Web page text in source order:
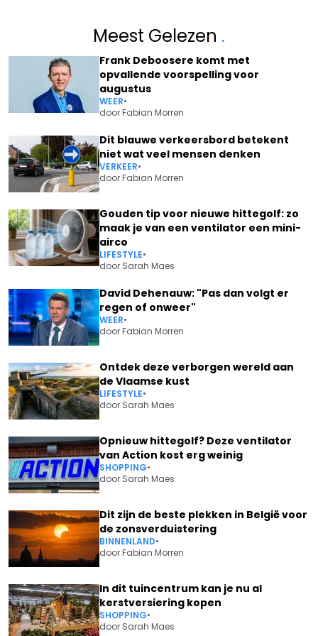
Meest Gelezen .
Frank Deboosere komt met
opvallende voorspelling voor
augustus
WEER•
doorFabian Morren
Dit blauwe verkeersbord betekent
niet wat veel mensen denken
VERKEER•
doorFabian Morren
Gouden tip voor nieuwe hittegolf: zo
maak je van een ventilator een mini-
airco
LIFESTYLE•
door Sarah Maes
David Dehenauw: "Pas dan volgt er
regen of onweer"
WEER•
doorFabian Morren
Ontdek deze verborgen wereld aan
de Vlaamse kust
LIFESTYLE•
door Sarah Maes
Opnieuw hittegolf? Deze ventilator
van Action kost erg weinig
SHOPPING•
door Sarah Maes
Dit zijn de beste plekken in België voor
de zonsverduistering
BINNENLAND•
doorFabian Morren
In dit tuincentrum kan je nu al
kerstversiering kopen
SHOPPING•
door Sarah Maes